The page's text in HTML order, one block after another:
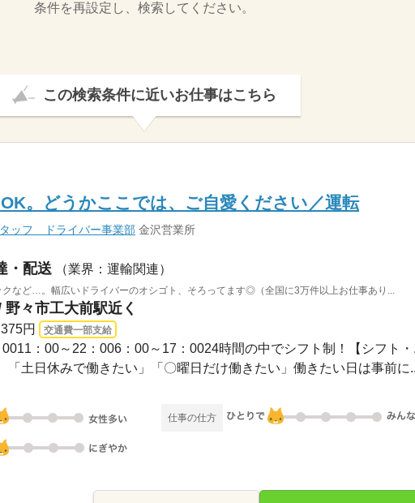
条件を再設定し、検索してください。
この検索条件に近いお仕事はこちら
。どうかここでは、ご自愛ください／運転
ッフ ドライバー事業部 金沢営業所
・配送 （業界：運輸関連）
など…。幅広いドライバーのオシゴト、そろってます◎（全国に3万件以上お仕事あり...
々市工大前駅近く
円 交通費一部支給
：00～22：006：00～17：0024時間の中でシフト制！【シフト・
「土日休みで働きたい」「〇曜日だけ働きたい」働きたい日は事前に
仕事の仕方